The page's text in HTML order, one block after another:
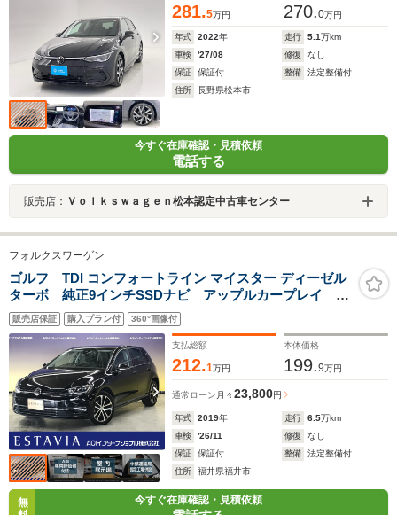
281.5万円 270.0万円
年式 2022年 走行 5.1万km
車検
'27/08 修復
なし
保証
保証付 整備
法定整備付
住所
長野県松本市
今すぐ在庫確認・見積依頼
電話する
販売店： Ｖｏｌｋｓｗａｇｅｎ松本認定中古車センター
フォルクスワーゲン
ゴルフ TDI コンフォートライン マイスター ディーゼル
ターボ 純正9インチSSDナビ アップルカープレイ ア
ンドロイドオート BTオーディオ USB LEDオートラ
イト バックカメラ 前後ソナー オートホールド ス
マートキー ワンオーナー車両 ETC
販売店保証 購入プラン付 360°画像付
支払総額
212.1万円
本体価格
199.9万円
通常ローン 月々23,800円
年式 2019年 走行 6.5万km
車検
'26/11 修復
なし
保証
保証付 整備
法定整備付
住所
福井県福井市
無
今すぐ在庫確認・見積依頼